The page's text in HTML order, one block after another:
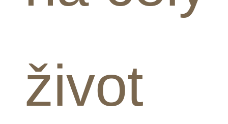
život